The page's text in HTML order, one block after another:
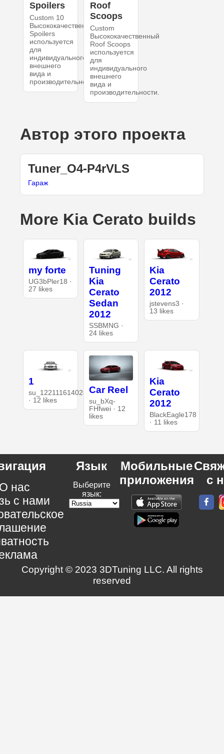
Spoilers
Custom 10
Высококачественный
Spoilers
используется
для
индивидуального
внешнего
вида и
производительности.
Roof
Scoops
Custom
Высококачественный
Roof Scoops
используется
для
индивидуального
внешнего
вида и
производительности.
Автор этого проекта
Tuner_O4-P4rVLS
Гараж
More Kia Cerato builds
my forte
UG3bPler18 ·
27 likes
Tuning
Kia
Cerato
Sedan
2012
SSBMNG ·
24 likes
Kia
Cerato
2012
jstevens3 ·
13 likes
1
su_122111614028447597
· 12 likes
Car Reel
su_bXq-
FHfwei · 12
likes
Kia
Cerato
2012
BlackEagle178
· 11 likes
нас
с нами
Язык
Выберите
язык:
Мобильные
приложения
с
Copyright © 2023 3DTuning LLC. All rights
reserved